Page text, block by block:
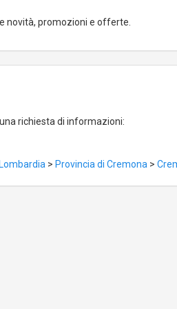
novità, promozioni e offerte.
richiesta di informazioni:
Lombardia > Provincia di Cremona >